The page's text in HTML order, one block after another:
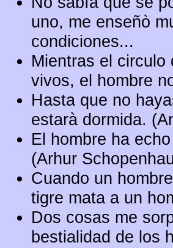
uno, me enseñò
condiciones...
Mientras el
vivos, el hombre
Hasta que no
estarà dormida.
El hombre ha
(Arhur
Cuando un
tigre mata a un
Dos cosas me
bestialidad de los